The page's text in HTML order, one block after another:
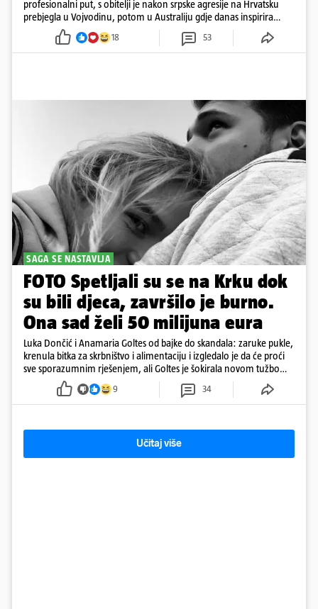
profesionalni put, s obitelji je nakon srpske agresije na Hrvatsku
prebjegla u Vojvodinu, potom u Australiju gdje danas inspirira
18 53
SAGA SE NASTAVLJA
FOTO Spetljali su se na Krku dok
su bili djeca, završilo je burno.
Ona sad želi 50 milijuna eura
Luka Dončić i Anamaria Goltes od bajke do skandala: zaruke pukle,
krenula bitka za skrbništvo i alimentaciju i izgledalo je da će proći
sve sporazumnim rješenjem, ali Goltes je šokirala novom tužbom
u Sloveniji
9 34
Učitaj više